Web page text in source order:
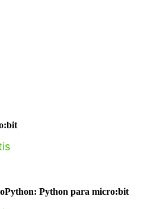
Python para micro:bit